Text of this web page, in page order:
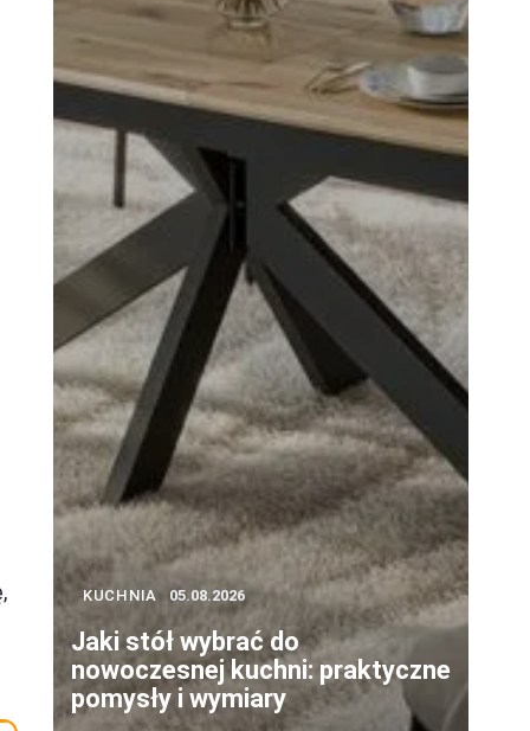
KUCHNIA 05.08.2026
Jaki stół wybrać do
nowoczesnej kuchni: praktyczne
pomysły i wymiary